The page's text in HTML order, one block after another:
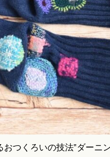
つくろいの技法‟ダーニ